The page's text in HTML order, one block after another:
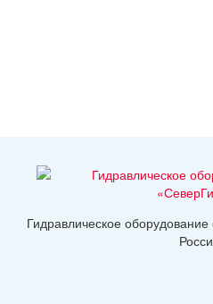
Гидравлическое